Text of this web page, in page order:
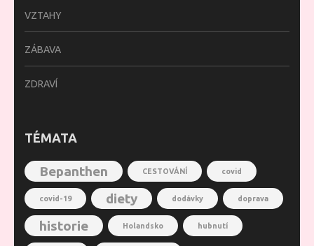
VZTAHY
ZÁBAVA
ZDRAVÍ
TÉMATA
Bepanthen CESTOVÁNÍ covid
covid-19 diety dodávky doprava
historie Holandsko hubnutí